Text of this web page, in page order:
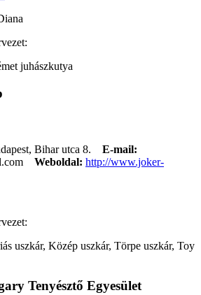
juhászkutya
Bihar utca 8. E-mail:
Weboldal: http://www.joker-
uszkár, Közép uszkár, Törpe uszkár, Toy
Tenyésztő Egyesület